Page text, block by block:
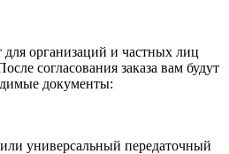
организаций и частных лиц
согласования заказа вам будут
документы:
универсальный передаточный